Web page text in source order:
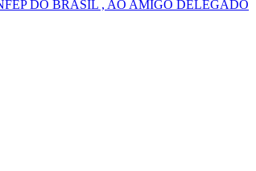
DO BRASIL , AO AMIGO DELEGADO